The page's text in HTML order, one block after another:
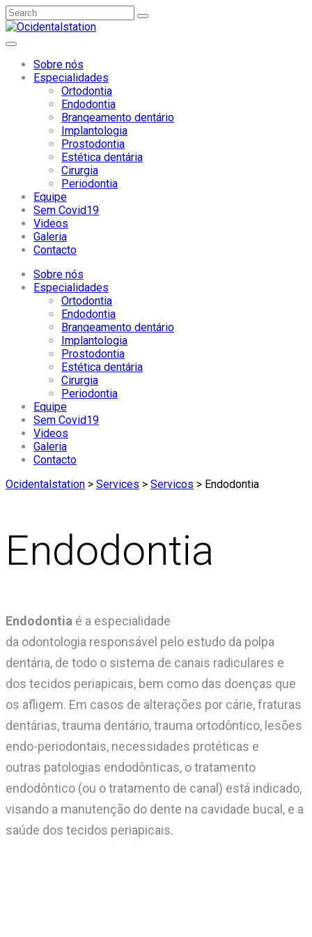
Sobre nós
Especialidades
Ortodontia
Endodontia
Branqeamento dentário
Implantologia
Prostodontia
Estética dentária
Cirurgia
Periodontia
Equipe
Sem Covid19
Videos
Galeria
Contacto
Sobre nós
Especialidades
Ortodontia
Endodontia
Branqeamento dentário
Implantologia
Prostodontia
Estética dentária
Cirurgia
Periodontia
Equipe
Sem Covid19
Videos
Galeria
Contacto
Ocidentalstation > Services > Servicos > Endodontia
Endodontia
Endodontia é a especialidade
da odontologia responsável pelo estudo da polpa
dentária, de todo o sistema de canais radiculares e
dos tecidos periapicais, bem como das doenças que
os afligem. Em casos de alterações por cárie, fraturas
dentárias, trauma dentário, trauma ortodôntico, lesões
endo-periodontais, necessidades protéticas e
outras patologias endodônticas, o tratamento
endodôntico (ou o tratamento de canal) está indicado,
visando a manutenção do dente na cavidade bucal, e a
saúde dos tecidos periapicais.